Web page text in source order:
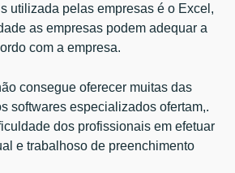
utilizada pelas empresas é o Excel,
as empresas podem adequar a
com a empresa.
consegue oferecer muitas das
softwares especializados ofertam,.
dos profissionais em efetuar
e trabalhoso de preenchimento